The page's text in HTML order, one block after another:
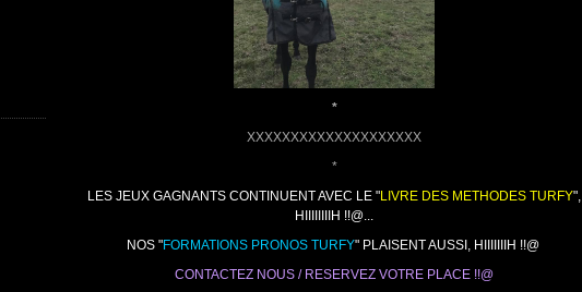
*
XXXXXXXXXXXXXXXXXXXX
*
LES JEUX GAGNANTS CONTINUENT AVEC LE "LIVRE DES METHODES TURFY",
HIIIIIIIIH !!@...
NOS "FORMATIONS PRONOS TURFY" PLAISENT AUSSI, HIIIIIIIH !!@
CONTACTEZ NOUS / RESERVEZ VOTRE PLACE !!@